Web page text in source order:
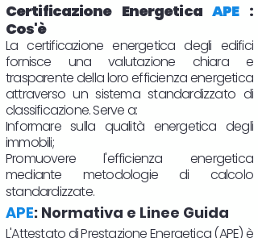
Certificazione EnergeticaAPE:
Cos'è
La certificazione energetica degli edifici
fornisce una valutazione chiara e
trasparente della loro efficienza energetica
attraverso un sistema standardizzato di
classificazione. Serve a:
Informare sulla qualità energetica degli
immobili;
Promuovere l'efficienza energetica
mediante metodologie di calcolo
standardizzate.
APE: Normativa e Linee Guida
L'Attestato di Prestazione Energetica (APE) è